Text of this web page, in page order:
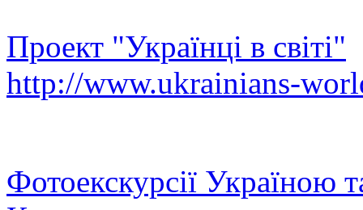
Проект "Українці в світі"
http://www.ukrainians-
Фотоекскурсії Україною